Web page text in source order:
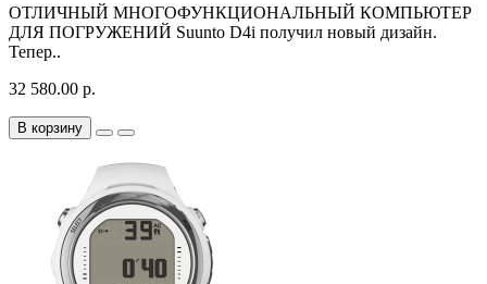
ОТЛИЧНЫЙ МНОГОФУНКЦИОНАЛЬНЫЙ КОМПЬЮТЕР
ДЛЯ ПОГРУЖЕНИЙ Suunto D4i получил новый дизайн.
Тепер..
32 580.00 р.
В корзину